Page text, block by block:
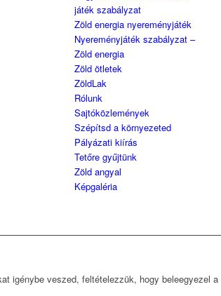
játék szabályzat
Zöld energia nyereményjáték
Nyereményjáték szabályzat –
Zöld energia
Zöld ötletek
ZöldLak
Rólunk
Sajtóközlemények
Szépítsd a környezeted
Pályázati kiírás
Tetőre gyűjtünk
Zöld angyal
Képgaléria
igénybe veszed, feltételezzük, hogy beleegyezel